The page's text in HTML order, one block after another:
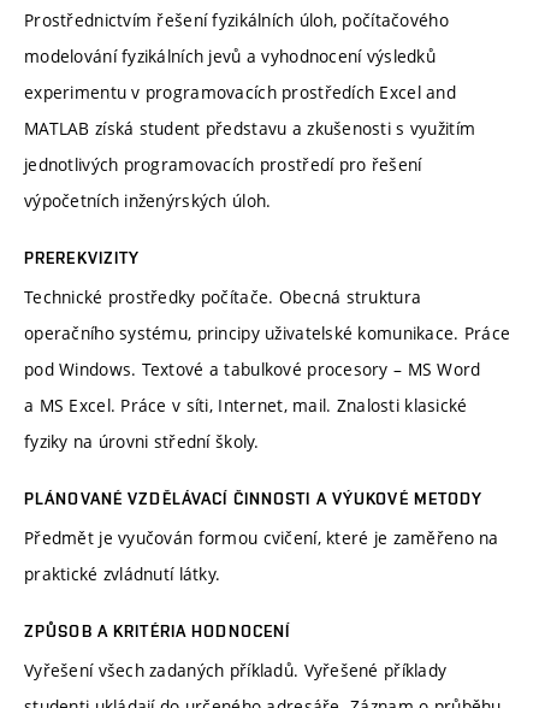
Prostřednictvím řešení fyzikálních úloh, počítačového
modelování fyzikálních jevů a vyhodnocení výsledků
experimentu v programovacích prostředích Excel and
MATLAB získá student představu a zkušenosti s využitím
jednotlivých programovacích prostředí pro řešení
výpočetních inženýrských úloh.
PREREKVIZITY
Technické prostředky počítače. Obecná struktura
operačního systému, principy uživatelské komunikace. Práce
pod Windows. Textové a tabulkové procesory – MS Word
a MS Excel. Práce v síti, Internet, mail. Znalosti klasické
fyziky na úrovni střední školy.
PLÁNOVANÉ VZDĚLÁVACÍ ČINNOSTI A VÝUKOVÉ METODY
Předmět je vyučován formou cvičení, které je zaměřeno na
praktické zvládnutí látky.
ZPŮSOB A KRITÉRIA HODNOCENÍ
Vyřešení všech zadaných příkladů. Vyřešené příklady